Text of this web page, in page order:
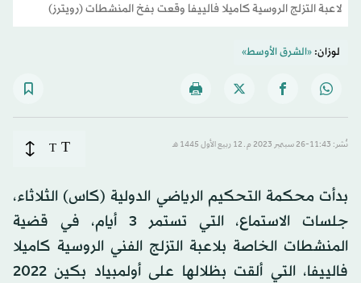
لاعبة التزلج الروسية كاميلا فالييفا وقعت بفخ المنشطات (رويترز)
لوزان:«الشرق الأوسط»
نُشر: 11:43-26 سبتمبر 2023 م ـ 12 ربيع الأول 1445 هـ T
T
بدأت محكمة التحكيم الرياضي الدولية (كاس) الثلاثاء،
جلسات الاستماع، التي تستمر 3 أيام، في قضية
المنشطات الخاصة بلاعبة التزلج الفني الروسية كاميلا
فالييفا، التي ألقت بظلالها على أولمبياد بكين 2022